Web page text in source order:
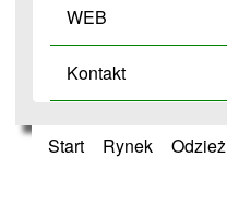
WEB
Kontakt
Start Rynek Odzież